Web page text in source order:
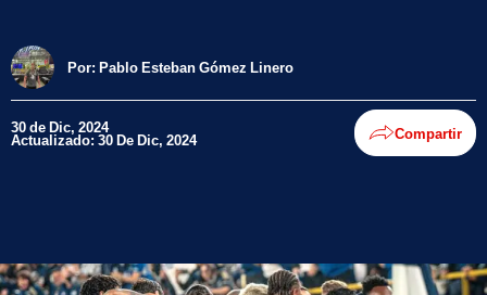
Por: Pablo Esteban Gómez Linero
30 de Dic, 2024
Actualizado: 30 De Dic, 2024 Compartir